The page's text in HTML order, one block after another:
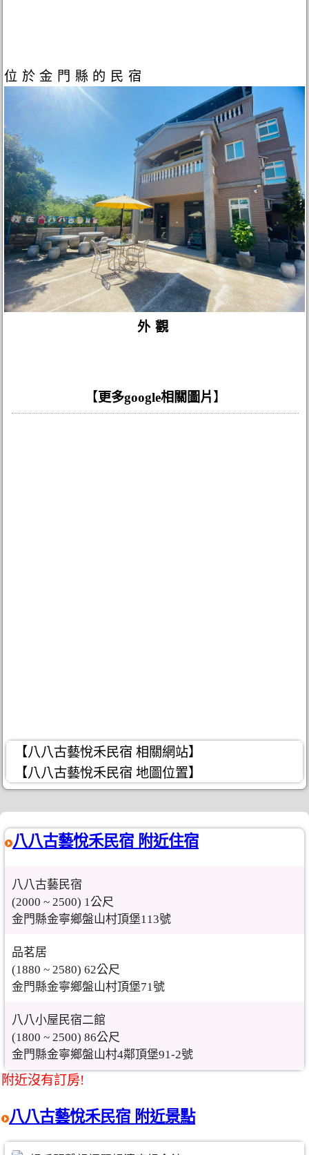
位於金門縣的民宿
外觀
【 更多google相關圖片 】
【八八古藝悅禾民宿 相關網站】
【八八古藝悅禾民宿 地圖位置】
八八古藝悅禾民宿 附近住宿
八八古藝民宿
(2000 ~ 2500) 1公尺
金門縣金寧鄉盤山村頂堡113號
品茗居
(1880 ~ 2580) 62公尺
金門縣金寧鄉盤山村頂堡71號
八八小屋民宿二館
(1800 ~ 2500) 86公尺
金門縣金寧鄉盤山村4鄰頂堡91-2號
附近沒有訂房!
八八古藝悅禾民宿 附近景點